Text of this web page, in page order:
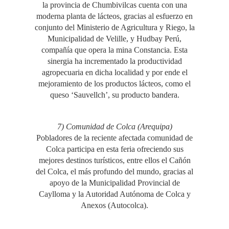
la provincia de Chumbivilcas cuenta con una
moderna planta de lácteos, gracias al esfuerzo en
conjunto del Ministerio de Agricultura y Riego, la
Municipalidad de Velille, y Hudbay Perú,
compañía que opera la mina Constancia. Esta
sinergia ha incrementado la productividad
agropecuaria en dicha localidad y por ende el
mejoramiento de los productos lácteos, como el
queso ‘Sauvellch’, su producto bandera.
7) Comunidad de Colca (Arequipa)
Pobladores de la reciente afectada comunidad de
Colca participa en esta feria ofreciendo sus
mejores destinos turísticos, entre ellos el Cañón
del Colca, el más profundo del mundo, gracias al
apoyo de la Municipalidad Provincial de
Caylloma y la Autoridad Autónoma de Colca y
Anexos (Autocolca).